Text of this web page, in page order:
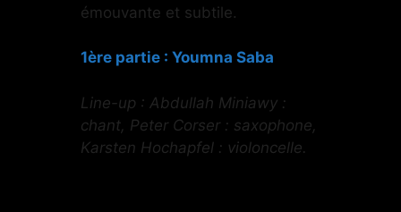
émouvante et subtile.
1ère partie : Youmna Saba
Line-up : Abdullah Miniawy :
chant, Peter Corser : saxophone,
Karsten Hochapfel : violoncelle.